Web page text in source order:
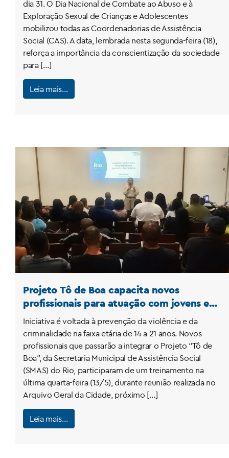
dia 31. O Dia Nacional de Combate ao Abuso e à
Exploração Sexual de Crianças e Adolescentes
mobilizou todas as Coordenadorias de Assistência
Social (CAS). A data, lembrada nesta segunda-feira (18),
reforça a importância da conscientização da sociedade
para […]
Leia mais…
Projeto Tô de Boa capacita novos
profissionais para atuação com jovens em
situação de vulnerabilidade
Iniciativa é voltada à prevenção da violência e da
criminalidade na faixa etária de 14 a 21 anos. Novos
profissionais que passarão a integrar o Projeto “Tô de
Boa”, da Secretaria Municipal de Assistência Social
(SMAS) do Rio, participaram de um treinamento na
última quarta-feira (13/5), durante reunião realizada no
Arquivo Geral da Cidade, próximo […]
Leia mais…